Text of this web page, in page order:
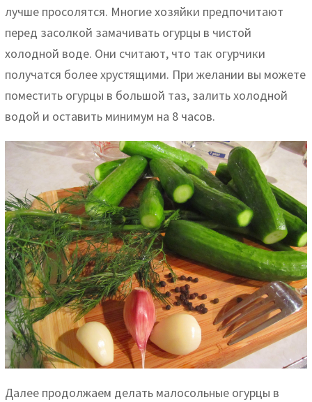
лучше просолятся. Многие хозяйки предпочитают
перед засолкой замачивать огурцы в чистой
холодной воде. Они считают, что так огурчики
получатся более хрустящими. При желании вы можете
поместить огурцы в большой таз, залить холодной
водой и оставить минимум на 8 часов.
Далее продолжаем делать малосольные огурцы в